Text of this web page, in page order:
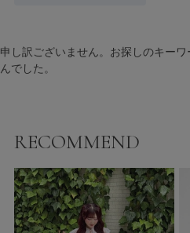
商品一覧
申し訳ございません。お探しのキー
んでした。
RECOMMEND